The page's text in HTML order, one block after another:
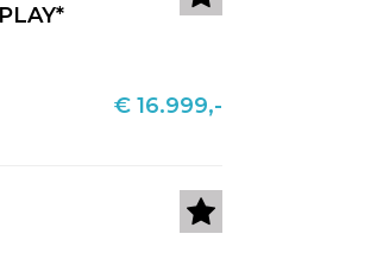
€ 16.999,-